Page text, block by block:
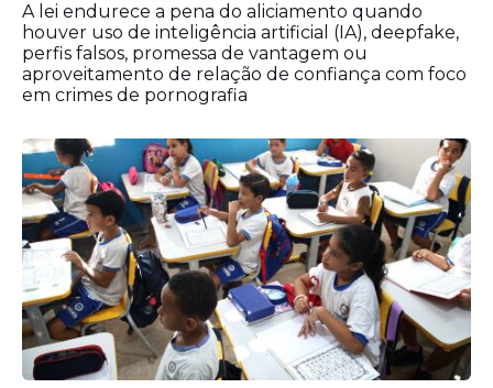
A lei endurece a pena do aliciamento quando
houver uso de inteligência artificial (IA), deepfake,
perfis falsos, promessa de vantagem ou
aproveitamento de relação de confiança com foco
em crimes de pornografia